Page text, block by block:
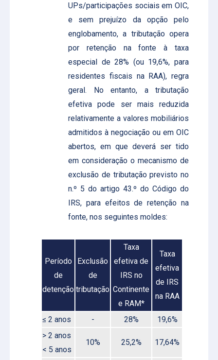
UPs/participações sociais em OIC,
e sem prejuízo da opção pelo
englobamento, a tributação opera
por retenção na fonte à taxa
especial de 28% (ou 19,6%, para
residentes fiscais na RAA), regra
geral. No entanto, a tributação
efetiva pode ser mais reduzida
relativamente a valores mobiliários
admitidos à negociação ou em OIC
abertos, em que deverá ser tido
em consideração o mecanismo de
exclusão de tributação previsto no
n.º 5 do artigo 43.º do Código do
IRS, para efeitos de retenção na
fonte, nos seguintes moldes:
Período
de
detenção
Exclusão
de
tributação
Taxa
efetiva de
IRS no
Continente
e RAM*
Taxa
efetiva
de IRS
na RAA
≤ 2 anos - 28%
19,6%
> 2 anos
< 5 anos
10% 25,2% 17,64%